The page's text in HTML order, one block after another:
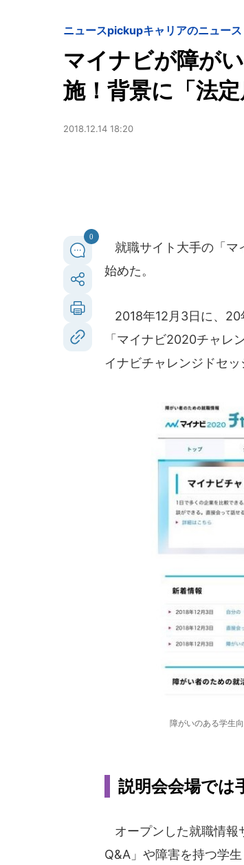
ニュースpickupキャリアのニュース
マイナビが障が
施！背景に「法
2018.12.14 18:20
0
就職サイト大手の「マ
始めた。
2018年12月3日に、20
「マイナビ2020チャレ
イナビチャレンジドセッ
障がいのある学生
説明会会場では
オープンした就職情報
Q&A」や障害を持つ学